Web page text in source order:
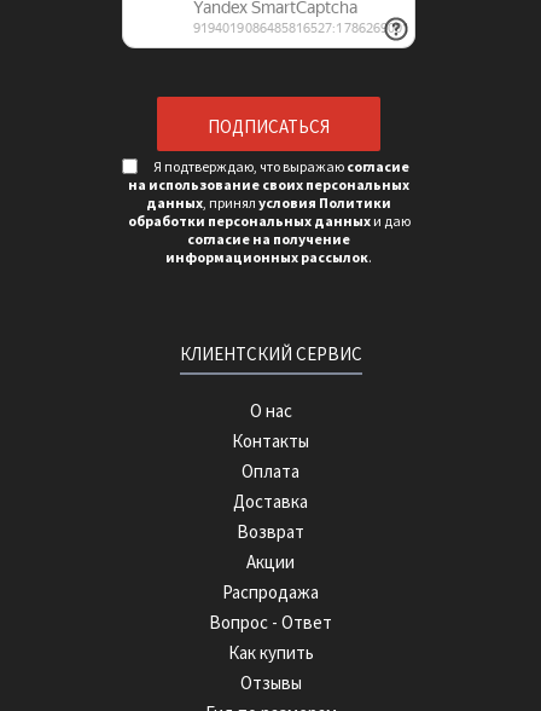
КЛИЕНТСКИЙ СЕРВИС
О нас
Контакты
Оплата
Доставка
Возврат
Акции
Распродажа
Вопрос - Ответ
Как купить
Отзывы
Я подтверждаю, что выражаю согласие
на использование своих персональных
данных , принял условия Политики
обработки персональных данныхи даю
согласие на получение
информационных рассылок.